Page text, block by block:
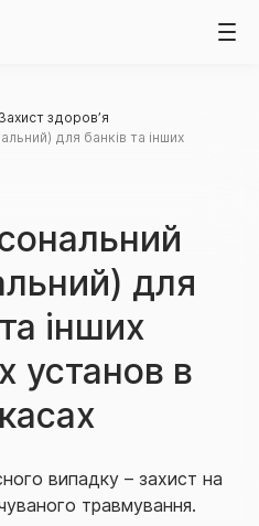
Захист здоров’я
для банків та інших
для
інших
установ в
випадку – захист на
травмування.